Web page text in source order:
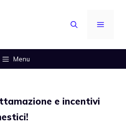
MENU
Menu
e incentivi